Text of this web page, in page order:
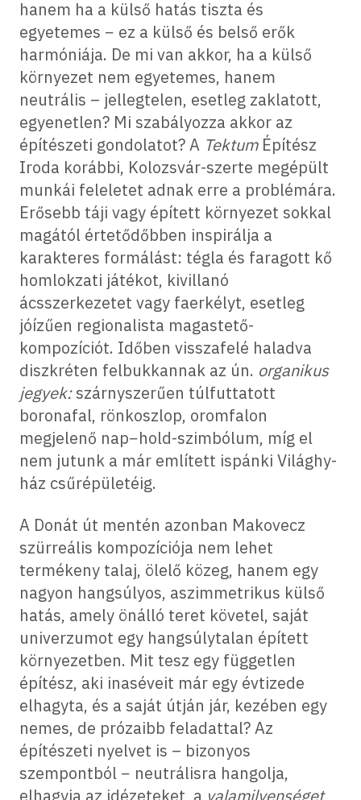
hanem ha a külső hatás tiszta és
egyetemes − ez a külső és belső erők
harmóniája. De mi van akkor, ha a külső
környezet nem egyetemes, hanem
neutrális – jellegtelen, esetleg zaklatott,
egyenetlen? Mi szabályozza akkor az
építészeti gondolatot? A Tektum Építész
Iroda korábbi, Kolozsvár-szerte megépült
munkái feleletet adnak erre a problémára.
Erősebb táji vagy épített környezet sokkal
magától értetődőbben inspirálja a
karakteres formálást: tégla és faragott kő
homlokzati játékot, kivillanó
ácsszerkezetet vagy faerkélyt, esetleg
jóízűen regionalista magastető-
kompozíciót. Időben visszafelé haladva
diszkréten felbukkannak az ún. organikus
jegyek:szárnyszerűen túlfuttatott
boronafal, rönkoszlop, oromfalon
megjelenő nap−hold-szimbólum, míg el
nem jutunk a már említett ispánki Világhy-
ház csűrépületéig.
A Donát út mentén azonban Makovecz
szürreális kompozíciója nem lehet
termékeny talaj, ölelő közeg, hanem egy
nagyon hangsúlyos, aszimmetrikus külső
hatás, amely önálló teret követel, saját
univerzumot egy hangsúlytalan épített
környezetben. Mit tesz egy független
építész, aki inaséveit már egy évtizede
elhagyta, és a saját útján jár, kezében egy
nemes, de prózaibb feladattal? Az
építészeti nyelvet is – bizonyos
szempontból − neutrálisra hangolja,
elhagyja az idézeteket, a valamilyenséget,